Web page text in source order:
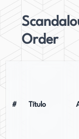
Order
# Título